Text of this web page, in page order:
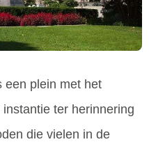
een plein met het
ter herinnering
die vielen in de